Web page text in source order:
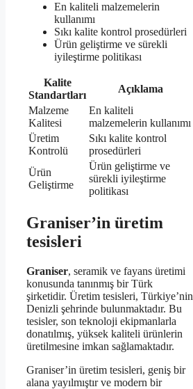
En kaliteli malzemelerin
kullanımı
Sıkı kalite kontrol prosedürleri
Ürün geliştirme ve sürekli
iyileştirme politikası
Kalite
Standartları
Açıklama
Malzeme
Kalitesi
En kaliteli
malzemelerin kullanımı
Üretim
Kontrolü
Sıkı kalite kontrol
prosedürleri
Ürün
Geliştirme
Ürün geliştirme ve
sürekli iyileştirme
politikası
Graniser’in üretim
tesisleri
Graniser, seramik ve fayans üretimi
konusunda tanınmış bir Türk
şirketidir. Üretim tesisleri, Türkiye’nin
Denizli şehrinde bulunmaktadır. Bu
tesisler, son teknoloji ekipmanlarla
donatılmış, yüksek kaliteli ürünlerin
üretilmesine imkan sağlamaktadır.
Graniser’in üretim tesisleri, geniş bir
alana yayılmıştır ve modern bir